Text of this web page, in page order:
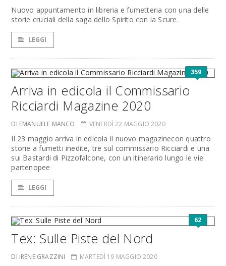
Nuovo appuntamento in libreria e fumetteria con una delle
storie cruciali della saga dello Spirito con la Scure.
LEGGI
359
Arriva in edicola il Commissario
Ricciardi Magazine 2020
DI EMANUELE MANCO VENERDÌ 22 MAGGIO 2020
Il 23 maggio arriva in edicola il nuovo magazinecon quattro
storie a fumetti inedite, tre sul commissario Ricciardi e una
sui Bastardi di Pizzofalcone, con un itinerario lungo le vie
partenopee
LEGGI
62
Tex: Sulle Piste del Nord
DI IRENE GRAZZINI MARTEDÌ 19 MAGGIO 2020